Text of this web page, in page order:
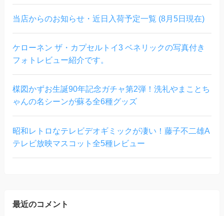
当店からのお知らせ・近日入荷予定一覧 (8月5日現在)
ケローネン ザ・カプセルトイ3 ベネリックの写真付き
フォトレビュー紹介です。
楳図かずお生誕90年記念ガチャ第2弾！洗礼やまことち
ゃんの名シーンが蘇る全6種グッズ
昭和レトロなテレビデオギミックが凄い！藤子不二雄A
テレビ放映マスコット全5種レビュー
最近のコメント